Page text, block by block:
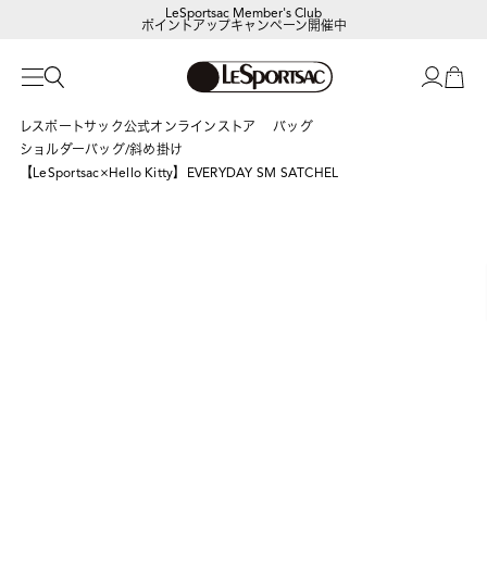
LeSportsac Member's Club
ポイントアップキャンペーン開催中
レスポートサック公式オンラインストア
バッグ
ショルダーバッグ/斜め掛け
【LeSportsac×Hello Kitty】EVERYDAY SM SATCHEL